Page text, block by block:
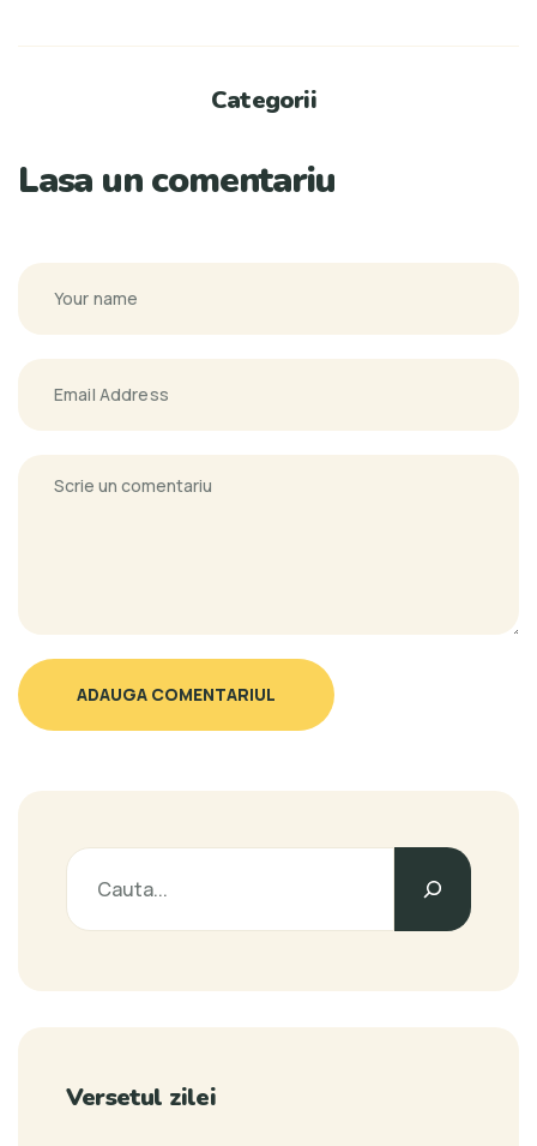
Categorii
Lasa un comentariu
ADAUGA COMENTARIUL
Caută
Versetul zilei